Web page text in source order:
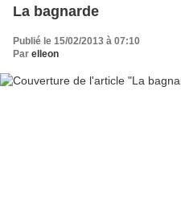
La bagnarde
Publié le 15/02/2013 à 07:10
Par elleon